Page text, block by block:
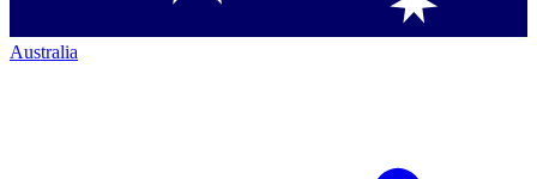
Australia